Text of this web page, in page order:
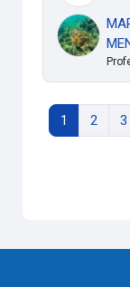
1 Página 1
2 3